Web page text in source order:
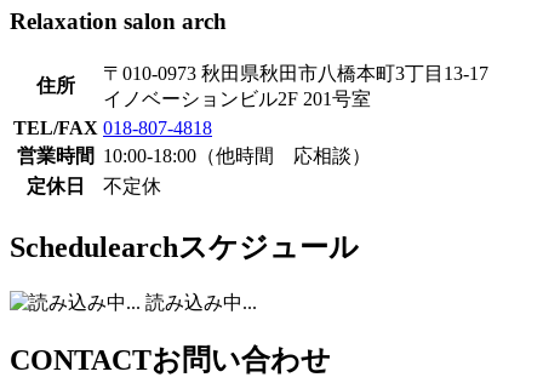
Relaxation salon arch
住所
〒010-0973 秋田県秋田市八橋本町3丁目13-17
イノベーションビル2F 201号室
TEL/FAX 018-807-4818
営業時間 10:00-18:00（他時間 応相談）
定休日
不定休
Schedulearchスケジュール
読み込み中...
CONTACTお問い合わせ